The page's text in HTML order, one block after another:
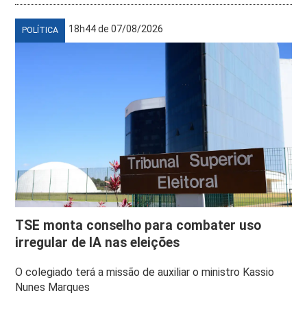
POLÍTICA 18h44 de 07/08/2026
TSE monta conselho para combater uso
irregular de IA nas eleições
O colegiado terá a missão de auxiliar o ministro Kassio
Nunes Marques